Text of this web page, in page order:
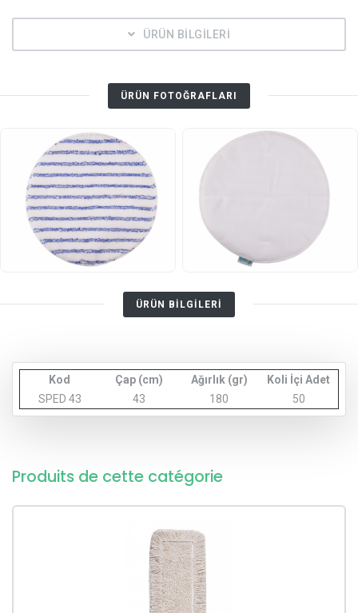
ÜRÜN BİLGİLERİ
ÜRÜN FOTOĞRAFLARI
ÜRÜN BİLGİLERİ
Kod Çap (cm) Ağırlık (gr)
Koli İçi Adet
SPED 43
43 180 50
Produits de cette catégorie